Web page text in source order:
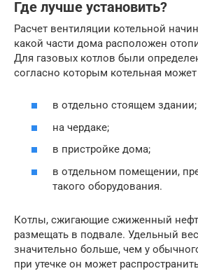
Где лучше установить?
Расчет вентиляции котельной
какой части дома расположен
Для газовых котлов были
согласно которым котельная
в отдельно стоящем здании;
на чердаке;
в пристройке дома;
в отдельном помещении,
такого оборудования.
Котлы, сжигающие сжиженный
размещать в подвале. Удельный
значительно больше, чем у
при утечке он может